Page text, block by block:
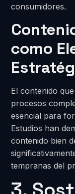
consumidores.
como
El contenido
procesos
esencial para
Estudios han
contenido bien
tempranas del